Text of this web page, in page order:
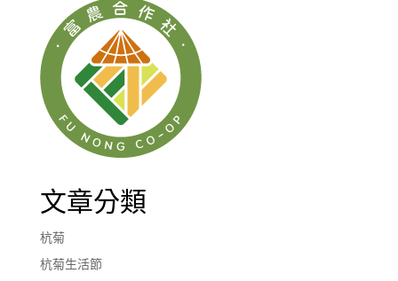
文章分類
杭菊
杭菊生活節